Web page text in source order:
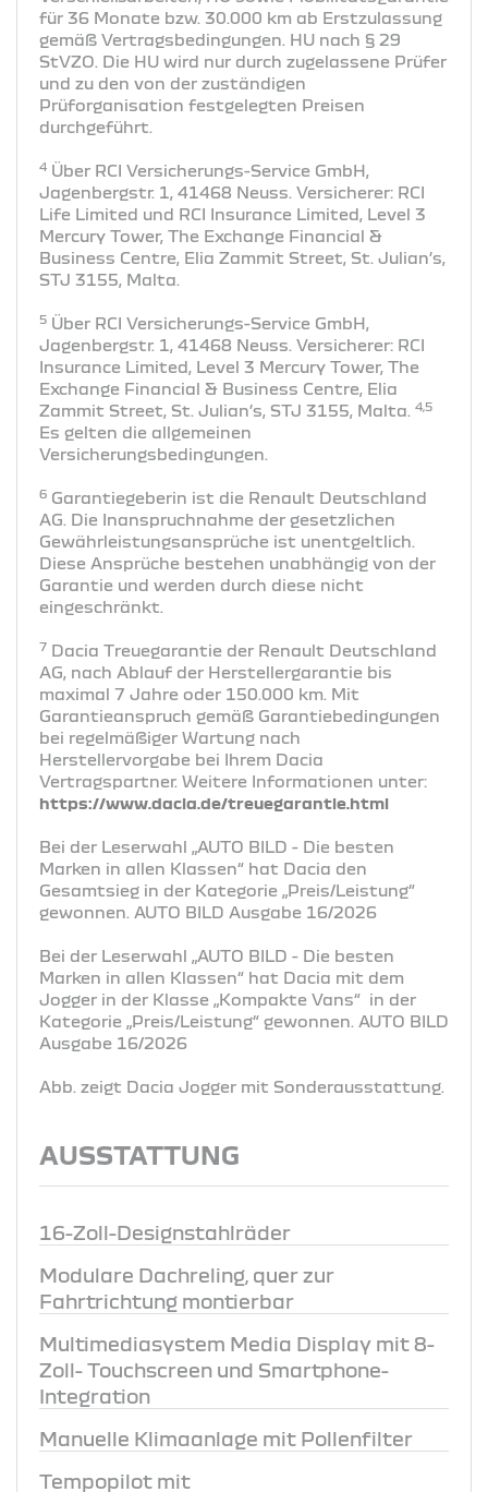
für 36 Monate bzw. 30.000 km ab Erstzulassung
gemäß Vertragsbedingungen. HU nach § 29
StVZO. Die HU wird nur durch zugelassene Prüfer
und zu den von der zuständigen
Prüforganisation festgelegten Preisen
durchgeführt.
4 Über RCI Versicherungs-Service GmbH,
Jagenbergstr. 1, 41468 Neuss. Versicherer: RCI
Life Limited und RCI Insurance Limited, Level 3
Mercury Tower, The Exchange Financial &
Business Centre, Elia Zammit Street, St. Julian’s,
STJ 3155, Malta.
5 Über RCI Versicherungs-Service GmbH,
Jagenbergstr. 1, 41468 Neuss. Versicherer: RCI
Insurance Limited, Level 3 Mercury Tower, The
Exchange Financial & Business Centre, Elia
Zammit Street, St. Julian’s, STJ 3155, Malta.
4,5
Es gelten die allgemeinen
Versicherungsbedingungen.
6 Garantiegeberin ist die Renault Deutschland
AG. Die Inanspruchnahme der gesetzlichen
Gewährleistungsansprüche ist unentgeltlich.
Diese Ansprüche bestehen unabhängig von der
Garantie und werden durch diese nicht
eingeschränkt.
7 Dacia Treuegarantie der Renault Deutschland
AG, nach Ablauf der Herstellergarantie bis
maximal 7 Jahre oder 150.000 km. Mit
Garantieanspruch gemäß Garantiebedingungen
bei regelmäßiger Wartung nach
Herstellervorgabe bei Ihrem Dacia
Vertragspartner. Weitere Informationen unter:
https://www.dacia.de/treuegarantie.html
Bei der Leserwahl „AUTO BILD - Die besten
Marken in allen Klassen“ hat Dacia den
Gesamtsieg in der Kategorie „Preis/Leistung“
gewonnen. AUTO BILD Ausgabe 16/2026
Bei der Leserwahl „AUTO BILD - Die besten
Marken in allen Klassen“ hat Dacia mit dem
Jogger in der Klasse „Kompakte Vans“ in der
Kategorie „Preis/Leistung“ gewonnen. AUTO BILD
Ausgabe 16/2026
Abb. zeigt Dacia Jogger mit Sonderausstattung.
AUSSTATTUNG
16-Zoll-Designstahlräder
Modulare Dachreling, quer zur
Fahrtrichtung montierbar
Multimediasystem Media Display mit 8-
Zoll- Touchscreen und Smartphone-
Integration
Manuelle Klimaanlage mit Pollenfilter
Tempopilot mit